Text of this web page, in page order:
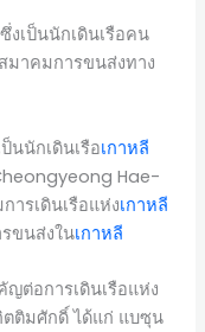
เป็นนักเดินเรือคน
มาคมการขนส่งทาง
นนักเดินเรือเกาหลี
Hae-
ารเดินเรือแห่งเกาหลี
ขนส่งในเกาหลี
ต่อการเดินเรือแห่ง
ตติมศักดิ์ ได้แก่ แบซุน